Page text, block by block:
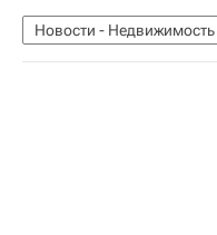
Новости - Недвижимость
НДВ "Недвижимость"